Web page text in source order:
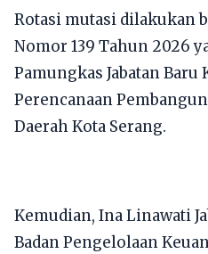
Rotasi mutasi dilakukan
Nomor 139 Tahun 2026
Pamungkas Jabatan Baru
Perencanaan
Daerah Kota Serang.
Kemudian, Ina Linawati
Badan Pengelolaan